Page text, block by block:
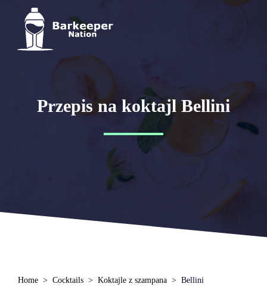
Przepis na koktajl Bellini
Home Cocktails Koktajle z szampana Bellini